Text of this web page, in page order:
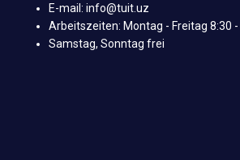
E-mail: info@tuit.uz
Arbeitszeiten: Montag - Freitag 8:30 -
Samstag, Sonntag frei